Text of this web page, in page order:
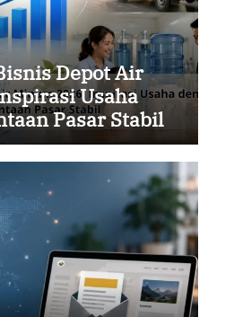
Depot Air
Usaha
Pasar Stabil